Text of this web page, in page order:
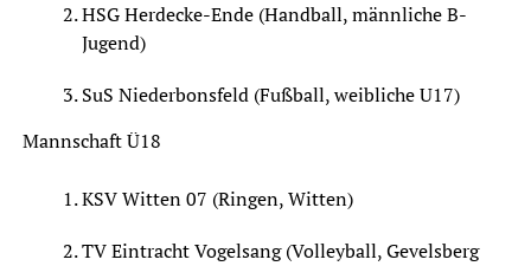
HSG Herdecke-Ende (Handball, männliche B-
Jugend)
SuS Niederbonsfeld (Fußball, weibliche U17)
Mannschaft Ü18
KSV Witten 07 (Ringen, Witten)
TV Eintracht Vogelsang (Volleyball, Gevelsberg